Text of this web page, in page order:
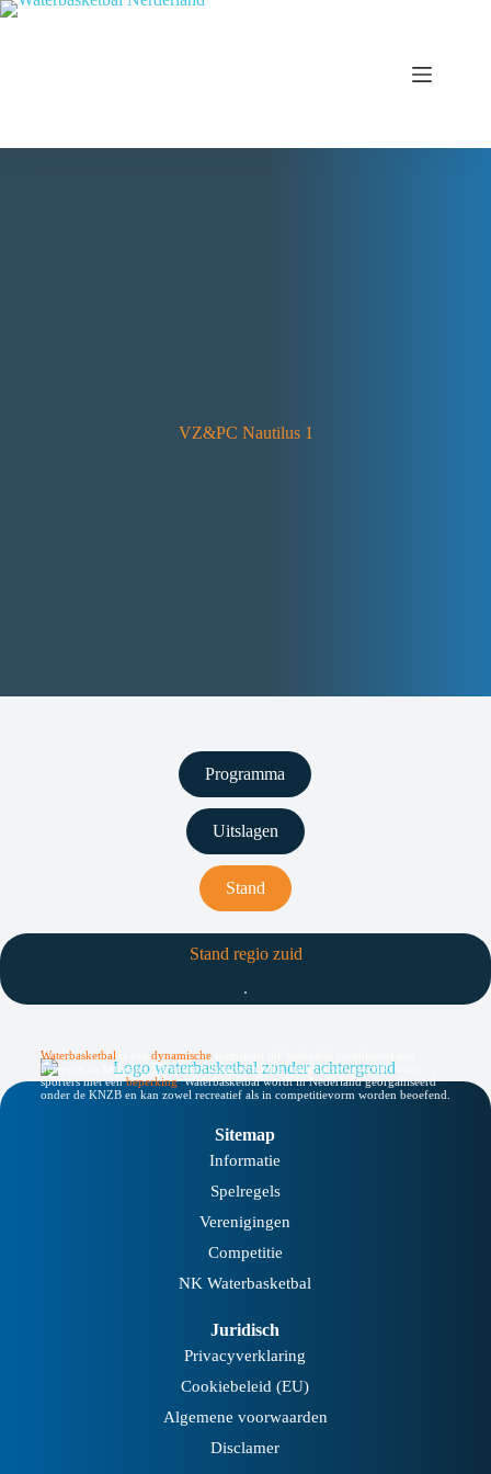
VZ&PC Nautilus 1
Programma
Uitslagen
Stand
Stand regio zuid
Waterbasketbal dynamische
bewegen in het water. De sport is laagdrempelig, inclusief en geschikt voor
sporters met een beperking.Waterbasketbal wordt in Nederland georganiseerd
onder de KNZB en kan zowel recreatief als in competitievorm worden beoefend.
Sitemap
Informatie
Spelregels
Verenigingen
Competitie
NK Waterbasketbal
Juridisch
Privacyverklaring
Cookiebeleid (EU)
Algemene voorwaarden
Disclamer